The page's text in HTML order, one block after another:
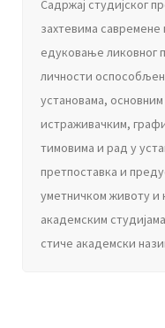
Садржај студијског
захтевима савремене
едуковање ликовног
личности
установама,
истраживачким,
тимовима и рад у
претпоставка и
уметничком животу и
академским
стиче академски